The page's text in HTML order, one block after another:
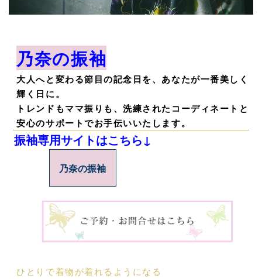
乃奈の振袖
大人へと変わる節目の記念日を、あなたが一番美しく
輝く日に。
トレンドもママ振りも、洗練されたコーディネートと
安心のサポートでお手伝いいたします。
振袖専用サイトはこちら↓
乃奈の振袖
ひとりで着物が着れるようになる